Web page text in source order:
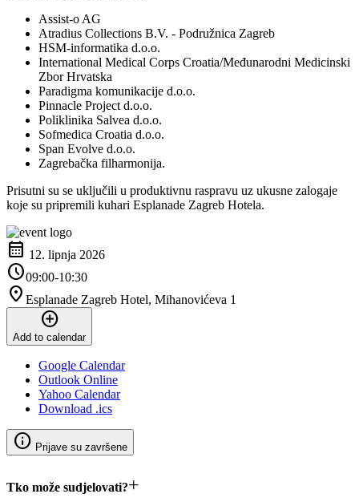
Assist-o AG
Atradius Collections B.V. - Podružnica Zagreb
HSM-informatika d.o.o.
International Medical Corps Croatia/Međunarodni Medicinski
Zbor Hrvatska
Paradigma komunikacije d.o.o.
Pinnacle Project d.o.o.
Poliklinika Salvea d.o.o.
Sofmedica Croatia d.o.o.
Span Evolve d.o.o.
Zagrebačka filharmonija.
Prisutni su se uključili u produktivnu raspravu uz ukusne zalogaje
koje su pripremili kuhari Esplanade Zagreb Hotela.
calendar_month 12. lipnja 2026
schedule09:00-10:30
location_on Esplanade Zagreb Hotel, Mihanovićeva 1
add_circle
Add to calendar
Google Calendar
Outlook Online
Yahoo Calendar
Download .ics
info Prijave su završene
Tko može sudjelovati?+